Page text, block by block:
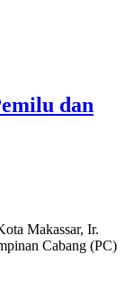
dan
Makassar, Ir.
Cabang (PC)